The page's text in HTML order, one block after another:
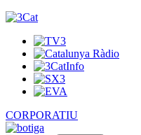
CORPORATIU